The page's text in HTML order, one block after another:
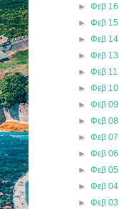
► Φεβ 16
► Φεβ 15
► Φεβ 14
► Φεβ 13
► Φεβ 11
► Φεβ 10
► Φεβ 09
► Φεβ 08
► Φεβ 07
► Φεβ 06
► Φεβ 05
► Φεβ 04
► Φεβ 03